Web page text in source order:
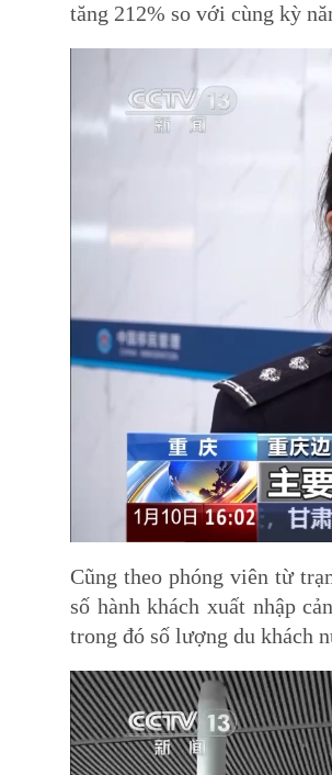
tăng 212% so với cùng kỳ
Cũng theo phóng viên từ
số hành khách xuất nhập
trong đó số lượng du khách